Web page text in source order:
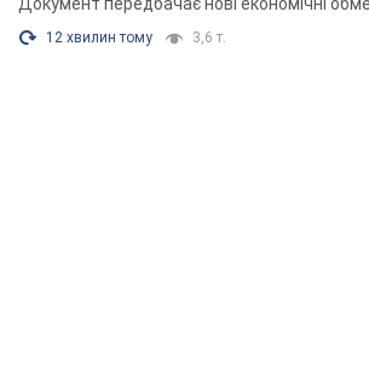
Документ передбачає нові економічні
12 хвилин тому 3,6 т.